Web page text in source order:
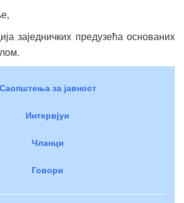
предузећа основаних
Саопштења за јавност
Интервјуи
Чланци
Говори